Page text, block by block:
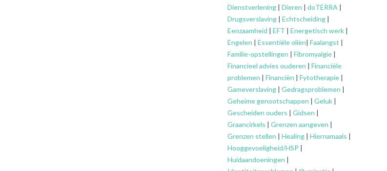
Dienstverlening | Dieren | doTERRA |
Drugsverslaving | Echtscheiding |
Eenzaamheid | EFT | Energetisch werk |
Engelen | Essentiële oliën| Faalangst |
Familie-opstellingen | Fibromyalgie |
Financieel advies ouderen | Financiële
problemen | Financiën | Fytotherapie |
Gameverslaving | Gedragsproblemen |
Geheime genootschappen | Geluk |
Gescheiden ouders | Gidsen |
Graancirkels | Grenzen aangeven |
Grenzen stellen | Healing | Hiernamaals |
Hooggevoeligheid/HSP |
Huidaandoeningen |